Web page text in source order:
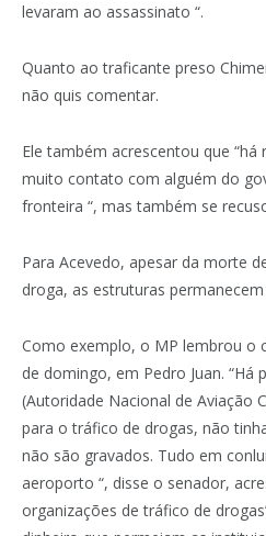
levaram ao assassinato “.
Quanto ao traficante preso
não quis comentar.
Ele também acrescentou que
muito contato com alguém do
fronteira “, mas também se
Para Acevedo, apesar da morte
droga, as estruturas
Como exemplo, o MP lembrou o
de domingo, em Pedro Juan. “Há
(Autoridade Nacional de Aviação
para o tráfico de drogas, não
não são gravados. Tudo em
aeroporto “, disse o senador,
organizações de tráfico de